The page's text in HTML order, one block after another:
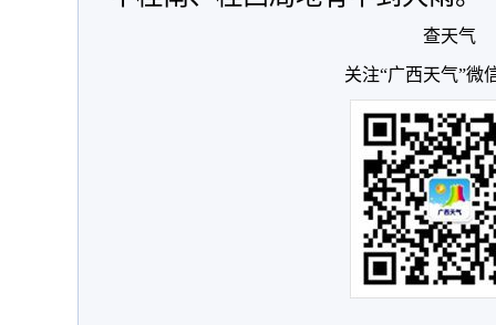
查天气
关注“广西天气”微